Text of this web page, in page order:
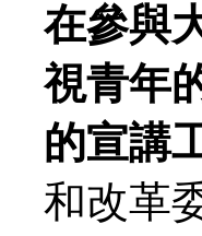
在參與
視青年
的宣講
和改革